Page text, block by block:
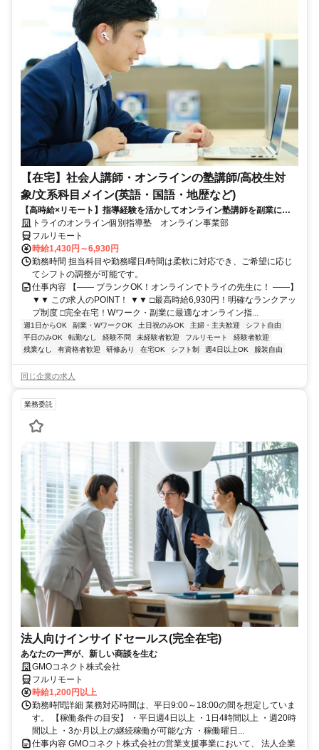
【在宅】社会人講師・オンラインの塾講師/高校生対
象/文系科目メイン(英語・国語・地歴など)
【高時給×リモート】指導経験を活かしてオンライン塾講師を副業に！
週1～OK！
トライのオンライン個別指導塾 オンライン事業部
フルリモート
時給1,430円～6,930円
勤務時間 担当科目や勤務曜日/時間は柔軟に対応でき、ご希望に応じ
てシフトの調整が可能です。
仕事内容 【―― ブランクOK！オンラインでトライの先生に！ ――】
▼▼ この求人のPOINT！ ▼▼ □最高時給6,930円！明確なランクアッ
プ制度 □完全在宅！Wワーク・副業に最適なオンライン指...
週1日からOK 副業・WワークOK 土日祝のみOK 主婦・主夫歓迎
シフト自由
平日のみOK
転勤なし 経験不問 未経験者歓迎 フルリモート
経験者歓迎
残業なし
有資格者歓迎 研修あり 在宅OK シフト制 週4日以上OK 服装自由
同じ企業の求人
業務委託
法人向けインサイドセールス(完全在宅)
あなたの一声が、新しい商談を生む
GMOコネクト株式会社
フルリモート
時給1,200円以上
勤務時間詳細 業務対応時間は、平日9:00～18:00の間を想定していま
す。 【稼働条件の目安】 ・平日週4日以上 ・1日4時間以上 ・週20時
間以上 ・3か月以上の継続稼働が可能な方 ・稼働曜日...
仕事内容 GMOコネクト株式会社の営業支援事業において、 法人企業